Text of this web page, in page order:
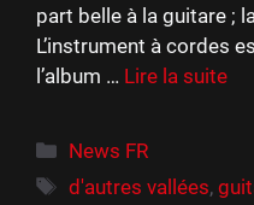
part belle à la guitare ;
L’instrument à cordes
l’album … Lire la suite
Catégories
News FR
Étiquettes
d'autres vallées,